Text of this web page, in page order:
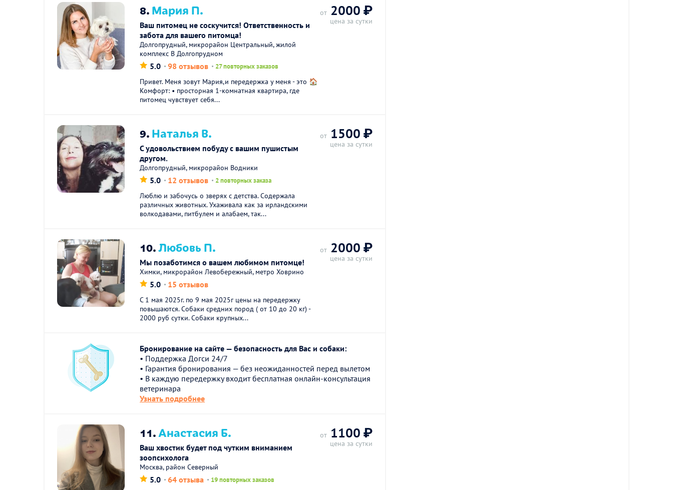
8.Мария П.
Ваш питомец не соскучится! Ответственность и
забота для вашего питомца!
Долгопрудный, микрорайон Центральный, жилой
комплекс В Долгопрудном
5.0 98 отзывов 27 повторных заказов
Привет. Меня зовут Мария,и передержка у меня - это 🏠
Комфорт: • просторная 1-комнатная квартира, где
питомец чувствует себя...
от 2000 ₽
цена за сутки
9.Наталья В.
С удовольствием побуду с вашим пушистым
другом.
Долгопрудный, микрорайон Водники
5.0 12 отзывов 2 повторных заказа
Люблю и забочусь о зверях с детства. Содержала
различных животных. Ухаживала как за ирландскими
волкодавами, питбулем и алабаем, так...
от 1500 ₽
цена за сутки
10.Любовь П.
Мы позаботимся о вашем любимом питомце!
Химки, микрорайон Левобережный, метро Ховрино
5.0 15 отзывов
С 1 мая 2025г. по 9 мая 2025г цены на передержку
повышаются. Собаки средних пород ( от 10 до 20 кг) -
2000 руб сутки. Собаки крупных...
от 2000 ₽
цена за сутки
Бронирование на сайте — безопасность для Вас и собаки:
• Поддержка Догси 24/7
• Гарантия бронирования — без неожиданностей перед вылетом
• В каждую передержку входит бесплатная онлайн-консультация
ветеринара
Узнать подробнее
11.Анастасия Б.
Ваш хвостик будет под чутким вниманием
зоопсихолога
Москва, район Северный
5.0 64 отзыва 19 повторных заказов
от 1100 ₽
цена за сутки